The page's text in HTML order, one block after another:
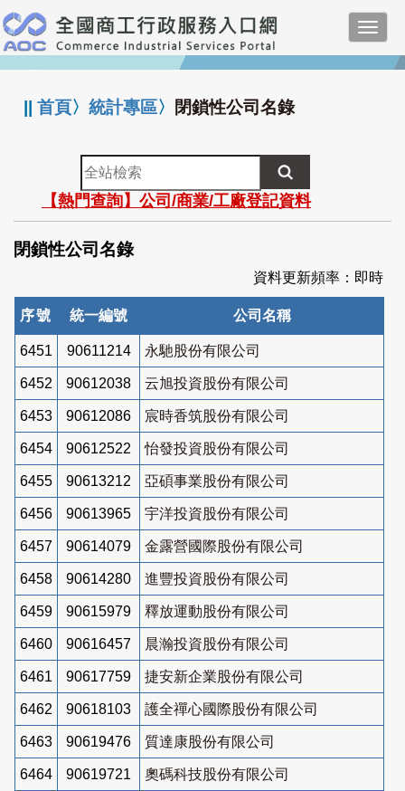
跳
到
主
要
:::
||首頁〉統計專區〉 閉鎖性公司名錄
全
站
檢
索
【熱門查詢】公司/商業/工廠登記資料
閉鎖性公司名錄
資料更新頻率：即時
序號 統一編號 公司名稱
6451 90611214 永馳股份有限公司
6452 90612038 云旭投資股份有限公司
6453 90612086 宸時香筑股份有限公司
6454 90612522 怡發投資股份有限公司
6455 90613212 亞碩事業股份有限公司
6456 90613965 宇洋投資股份有限公司
6457 90614079 金露營國際股份有限公司
6458 90614280 進豐投資股份有限公司
6459 90615979 釋放運動股份有限公司
6460 90616457 晨瀚投資股份有限公司
6461 90617759 捷安新企業股份有限公司
6462 90618103 護全禪心國際股份有限公司
6463 90619476 質達康股份有限公司
6464 90619721 奧碼科技股份有限公司